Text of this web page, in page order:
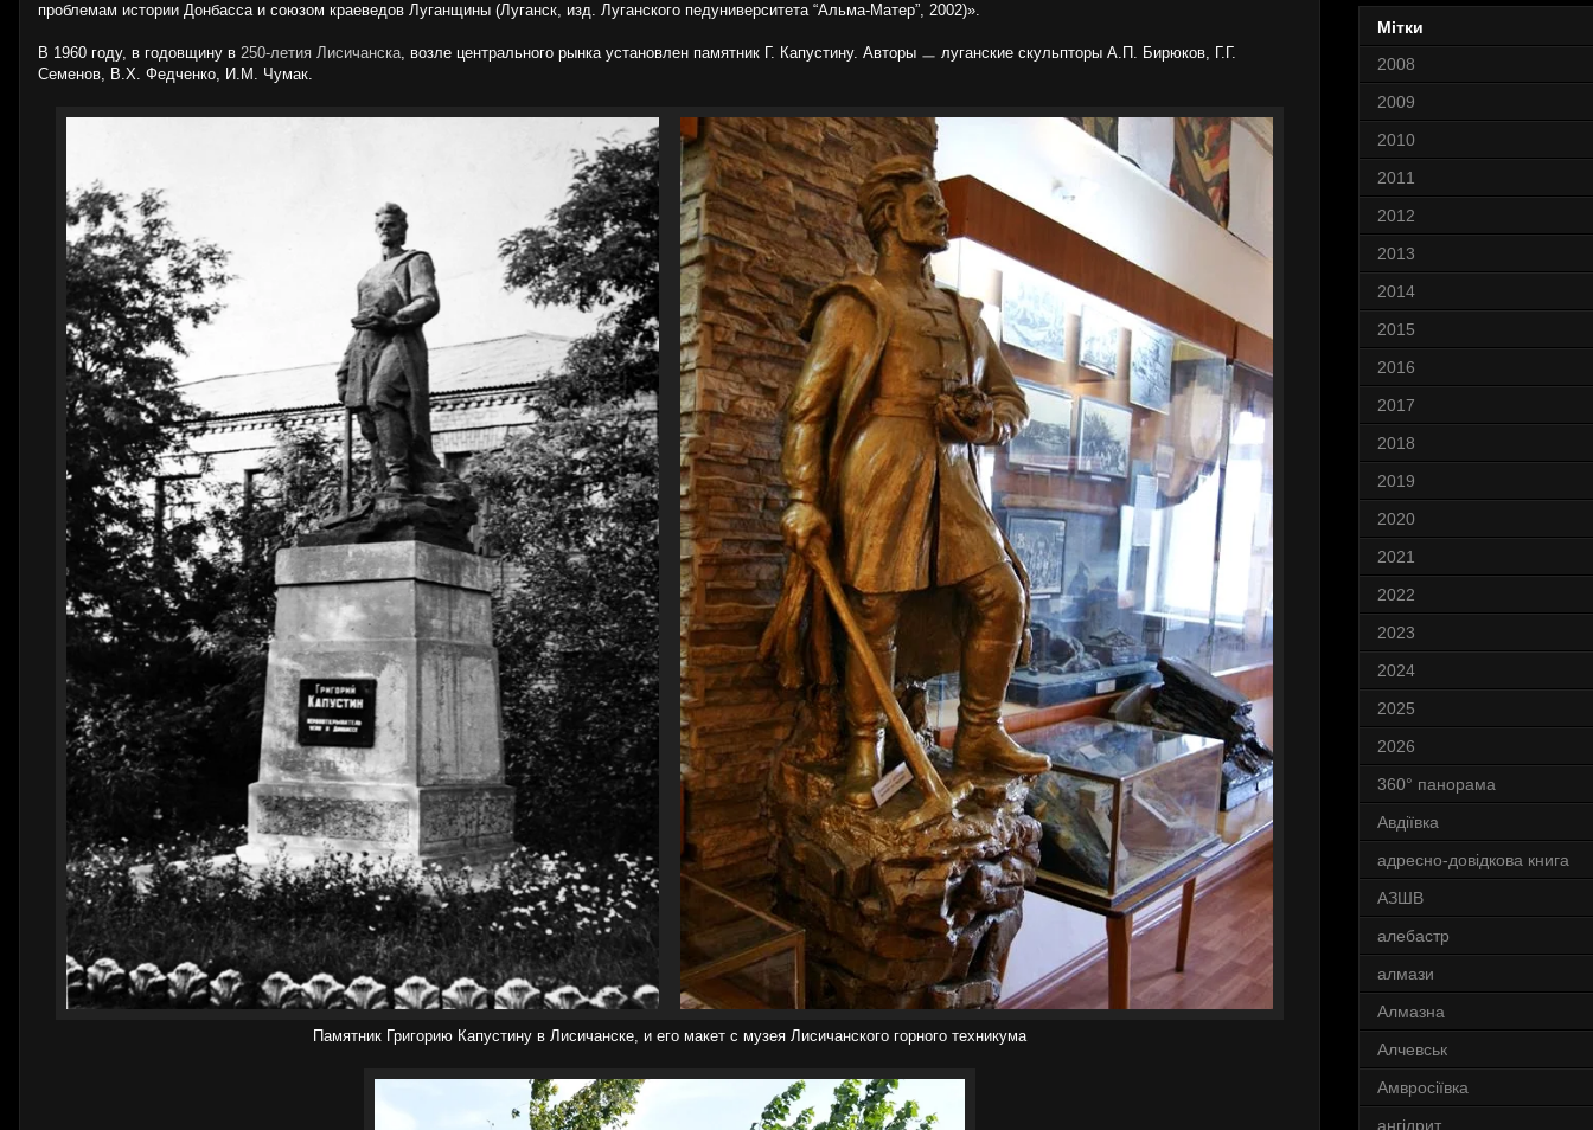
проблемам истории Донбасса и союзом краеведов Луганщины (Луганск, изд. Луганского педуниверситета “Альма-Матер”, 2002)».
В 1960 году, в годовщину в 250-летия Лисичанска, возле центрального рынка установлен памятник Г. Капустину. Авторы ㅡ луганские скульпторы А.П. Бирюков, Г.Г.
Семенов, В.Х. Федченко, И.М. Чумак.
Памятник Григорию Капустину в Лисичанске, и его макет с музея Лисичанского горного техникума
Мітки
2008
2009
2010
2011
2012
2013
2014
2015
2016
2017
2018
2019
2020
2021
2022
2023
2024
2025
2026
360° панорама
Авдіївка
адресно-довідкова книга
АЗШВ
алебастр
алмази
Алмазна
Алчевськ
Амвросіївка
ангідрит